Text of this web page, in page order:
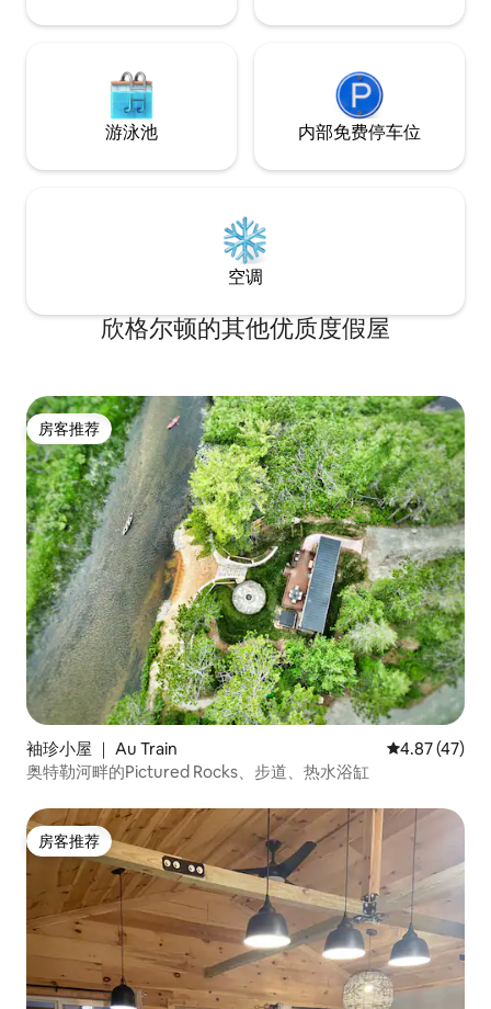
游泳池 内部免费停车位
空调
欣格尔顿的其他优质度假屋
房客推荐
房客推荐
袖珍小屋 ｜ Au Train 平均评分
4.87 (47)
奥特勒河畔的Pictured Rocks、步道、热水浴缸
房客推荐
房客推荐